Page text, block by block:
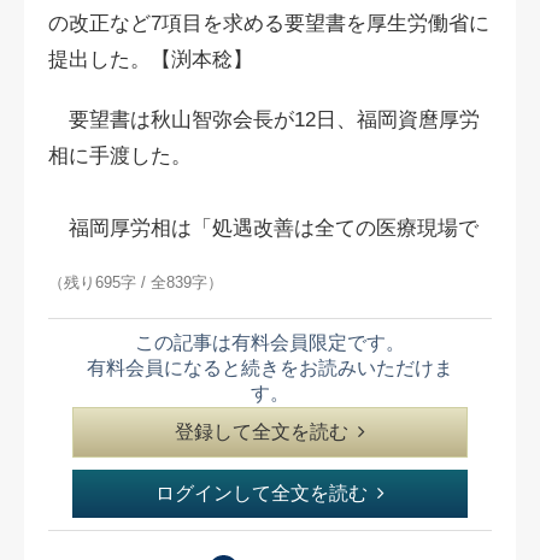
の改正など7項目を求める要望書を厚生労働省に
提出した。【渕本稔】
要望書は秋山智弥会長が12日、福岡資麿厚労
相に手渡した。
福岡厚労相は「処遇改善は全ての医療現場で
（残り695字 / 全839字）
この記事は有料会員限定です。
有料会員になると続きをお読みいただけま
す。
登録して全文を読む
ログインして全文を読む